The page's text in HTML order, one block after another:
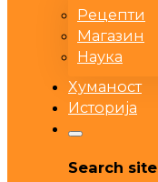
Рецепти
Магазин
Наука
Хуманост
Историја
Search site